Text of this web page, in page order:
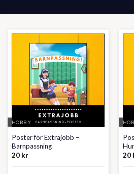
HOBBY
Poster för Extrajobb –
Barnpassning
20 kr
20